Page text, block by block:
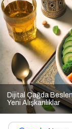
Dijital Çağda
Yeni Alışkanlıklar